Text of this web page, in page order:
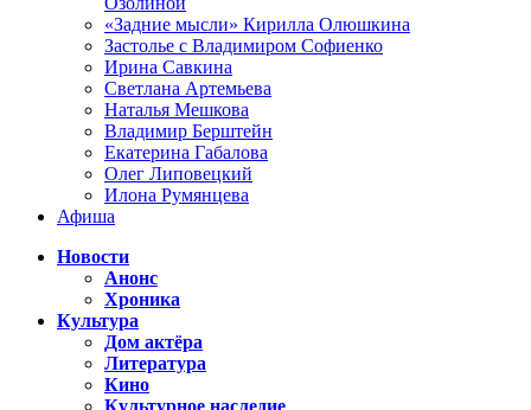
«Задние мысли» Кирилла Олюшкина
Застолье с Владимиром Софиенко
Ирина Савкина
Светлана Артемьева
Наталья Мешкова
Владимир Берштейн
Екатерина Габалова
Олег Липовецкий
Илона Румянцева
Афиша
Новости
Анонс
Хроника
Культура
Дом актёра
Литература
Кино